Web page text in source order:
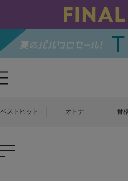
ベストヒット オトナ 骨